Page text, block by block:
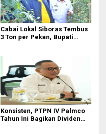
Cabai Lokal Siboras Tembus
3 Ton per Pekan, Bupati
Konsisten, PTPN IV Palmco
Tahun Ini Bagikan Dividen